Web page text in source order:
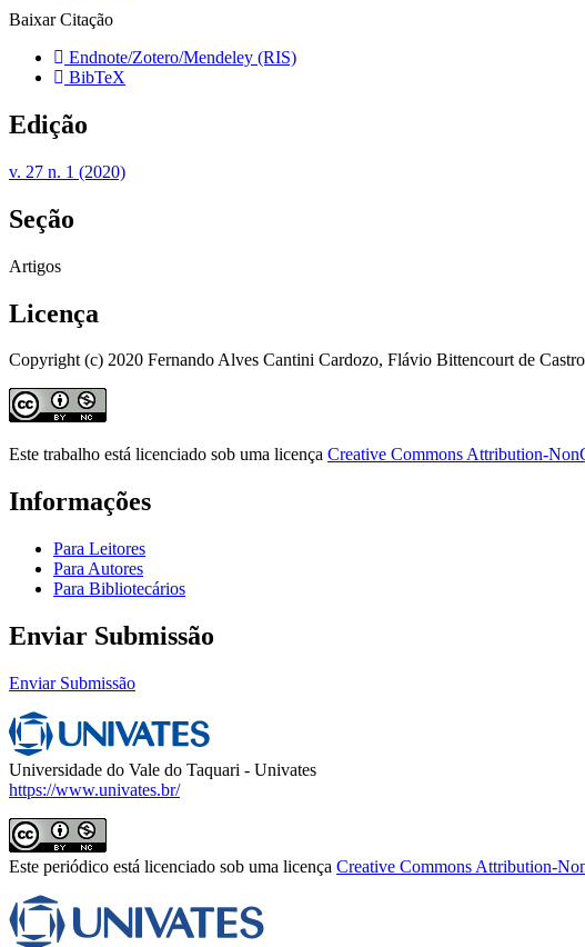
Baixar Citação
Endnote/Zotero/Mendeley (RIS)
BibTeX
Edição
v. 27 n. 1 (2020)
Seção
Artigos
Licença
Copyright (c) 2020 Fernando Alves Cantini Cardozo, Flávio Bittencourt de
Este trabalho está licenciado sob uma licença Creative Commons Attribution-
Informações
Para Leitores
Para Autores
Para Bibliotecários
Enviar Submissão
Enviar Submissão
Universidade do Vale do Taquari - Univates
https://www.univates.br/
Este periódico está licenciado sob uma licença Creative Commons Attribution-